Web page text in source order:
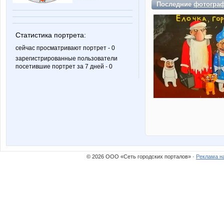
Статистика портрета:
сейчас просматривают портрет - 0
зарегистрированные пользователи
посетившие портрет за 7 дней - 0
Последние
© 2026 ООО «Сеть городских порталов» · Реклама